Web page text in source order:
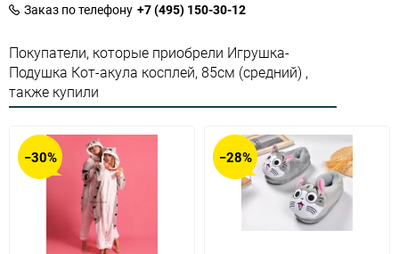
Заказ по телефону +7 (495) 150-30-12
Покупатели, которые приобрели Игрушка-
Подушка Кот-акула косплей, 85см (средний) ,
также купили
−30% −28%